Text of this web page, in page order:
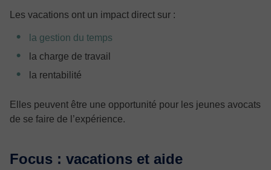
Les vacations ont un impact direct sur :
la gestion du temps
la charge de travail
la rentabilité
Elles peuvent être une opportunité pour les jeunes avocats
de se faire de l’expérience.
Focus : vacations et aide